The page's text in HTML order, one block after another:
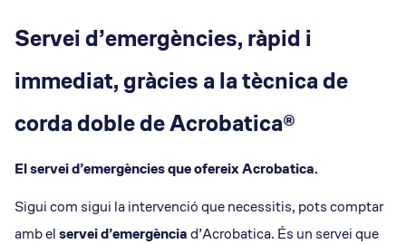
Servei d’emergències, ràpid i
immediat, gràcies a la tècnica de
corda doble de Acrobatica®
El servei d’emergències que ofereix Acrobatica.
Sigui com sigui la intervenció que necessitis, pots comptar
amb elservei d’emergènciad’Acrobatica. És un servei que